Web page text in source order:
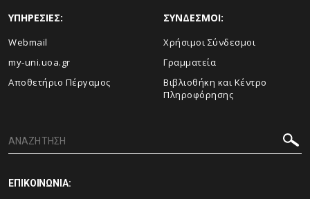
ΥΠΗΡΕΣΙΕΣ:
Webmail
my-uni.uoa.gr
Αποθετήριο Πέργαμος
ΣΥΝΔΕΣΜΟΙ:
Χρήσιμοι Σύνδεσμοι
Γραμματεία
Βιβλιοθήκη και Κέντρο
Πληροφόρησης
ΕΠΙΚΟΙΝΩΝΙΑ: